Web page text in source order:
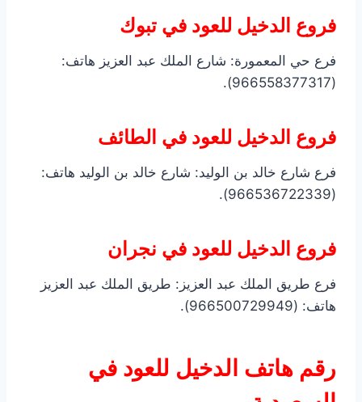
فروع الدخيل للعود في تبوك
فرع حي المعمورة: شارع الملك عبد العزيز هاتف:
(966558377317).
فروع الدخيل للعود في الطائف
فرع شارع خالد بن الوليد: شارع خالد بن الوليد هاتف:
(966536722339).
فروع الدخيل للعود في نجران
فرع طريق الملك عبد العزيز: طريق الملك عبد العزيز
هاتف: (966500729949).
رقم هاتف الدخيل للعود في